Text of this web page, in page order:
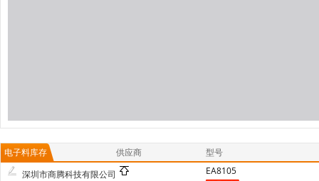
电子料库存 供应商
型号
深圳市商腾科技有限公司
EA8105